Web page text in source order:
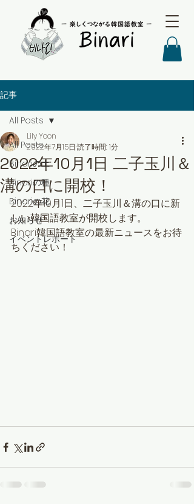
記事
All Posts
Binariの土
Binariの種
Binariの花
お知らせ
イベントレポート
All Posts
2022年10月1日 二子玉川＆
溝の口に開校！
Lily Yoon
2022年7月15日 読了時間: 1分
2022年10月1日、二子玉川＆溝の口に新
しい韓国語教室が開校します。
Binari韓国語教室の最新ニュースをお待
ちください！